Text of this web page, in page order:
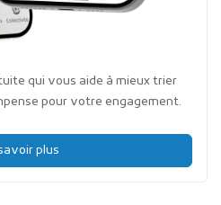
qui vous aide à mieux trier
pour votre engagement.
plus